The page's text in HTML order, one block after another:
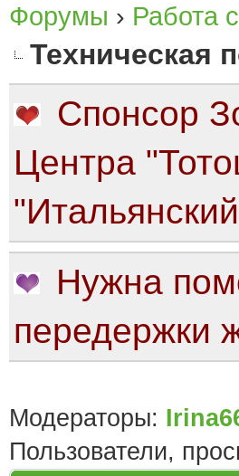
Форумы › Работа
Техническая
Спонсор
Центра
Нужна
передержки
Модераторы:
Пользователи,